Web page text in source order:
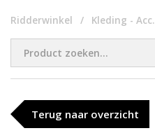
Ridderwinkel Kleding - Acc.
Terug naar overzicht